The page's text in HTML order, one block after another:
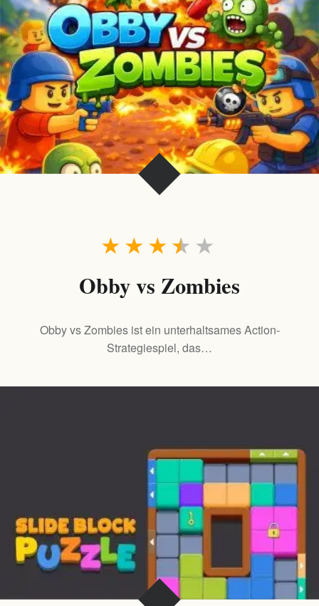
★
★
★
★
★
Obby vs Zombies
Obby vs Zombies ist ein unterhaltsames Action-
Strategiespiel, das…